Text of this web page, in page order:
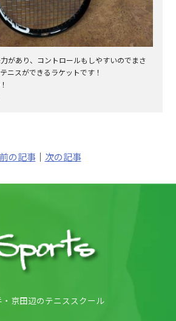
があり、コントロールもしやすいのでまさ
ニスができるラケットです！
前の記事｜ 次の記事
京田辺のテニススクール